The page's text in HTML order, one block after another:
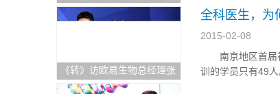
术：重塑退行性骨关节炎治
疗新格局与医疗出海中东新
《转》访欧易生物总经理张
志明：持续逆势快速增长！
教师师资培训沙
全科医生，为
2015-02-08
南京地区首届社
训的学员只有49